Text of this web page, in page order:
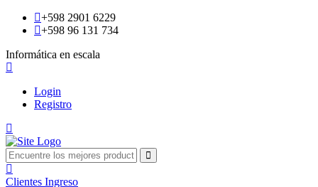
+598 2901 6229
+598 96 131 734
Informática en escala
Login
Registro
Clientes Ingreso